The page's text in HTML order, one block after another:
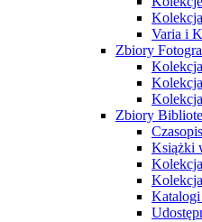
Varia i
Zbiory
Zbiory
Książki